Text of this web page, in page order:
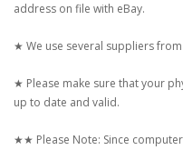
address on file with eBay.
★ We use several suppliers
★ Please make sure that your
up to date and valid.
★★ Please Note: Since